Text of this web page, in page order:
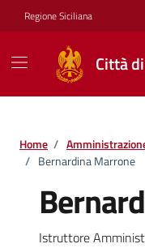
Vai ai contenuti
Vai al footer
Regione Siciliana
Città
Home /
/ Bernardina Marrone
Istruttore